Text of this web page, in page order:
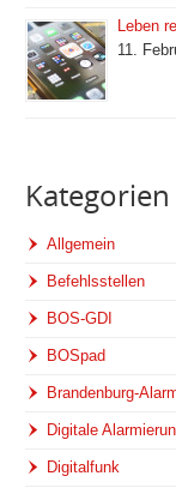
Leben
11.
Kategorien
Allgemein
Befehlsstellen
BOS-GDI
BOSpad
Brandenburg-
Digitale
Digitalfunk